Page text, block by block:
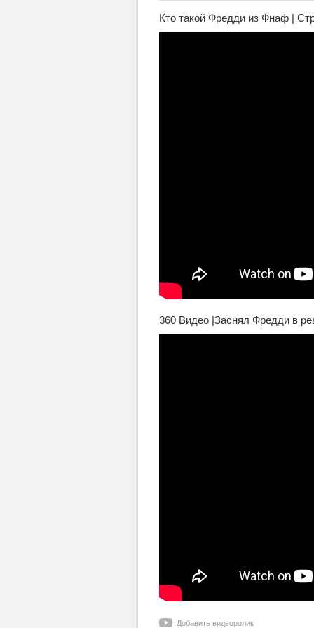
Кто такой Фредди из Фнаф |
360 Видео |Заснял Фредди в
Добавить видеоролик